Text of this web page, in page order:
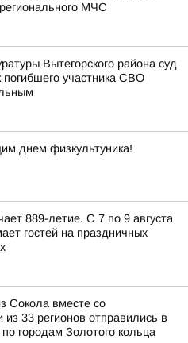
МЧС
Вытегорского района суд
погибшего участника СВО
днем физкультуника!
889-летие. С 7 по 9 августа
гостей на праздничных
Сокола вместе со
из 33 регионов отправились в
городам Золотого кольца